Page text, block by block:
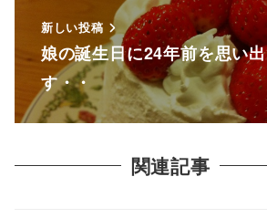
新しい投稿
娘の誕生日に24年前を思い出
す・・
関連記事